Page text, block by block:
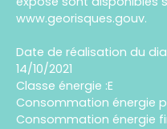
www.georisques.gouv.
Date de réalisation du
14/10/2021
Classe énergie :E
Consommation énergie
Consommation énergie